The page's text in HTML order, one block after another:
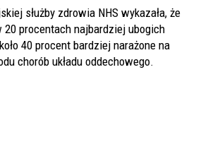
służby zdrowia NHS wykazała, że
procentach najbardziej ubogich
40 procent bardziej narażone na
chorób układu oddechowego.